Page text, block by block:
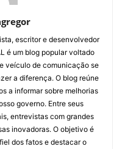
escritor e desenvolvedor
é um blog popular voltado
veículo de comunicação se
a diferença. O blog reúne
a informar sobre melhorias
governo. Entre seus
entrevistas com grandes
inovadoras. O objetivo é
dos fatos e destacar o